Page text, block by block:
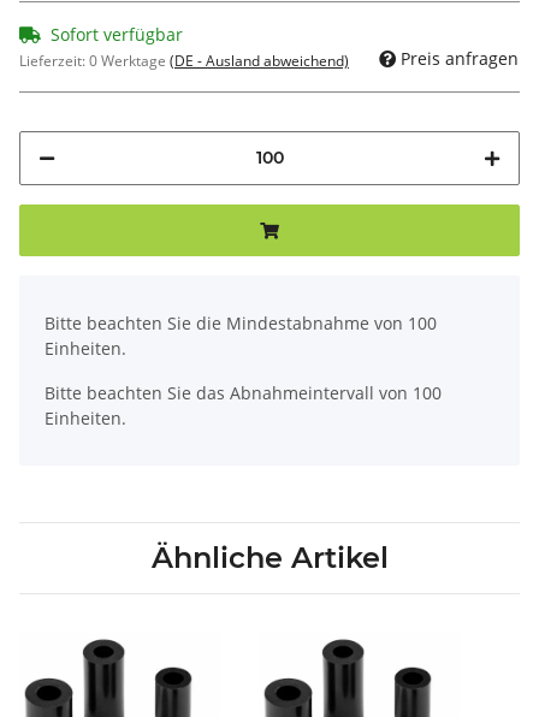
Sofort verfügbar
Lieferzeit:0 Werktage (DE - Ausland abweichend) Preis anfragen
Bitte beachten Sie die Mindestabnahme von 100
Einheiten.
Bitte beachten Sie das Abnahmeintervall von 100
Einheiten.
Ähnliche Artikel